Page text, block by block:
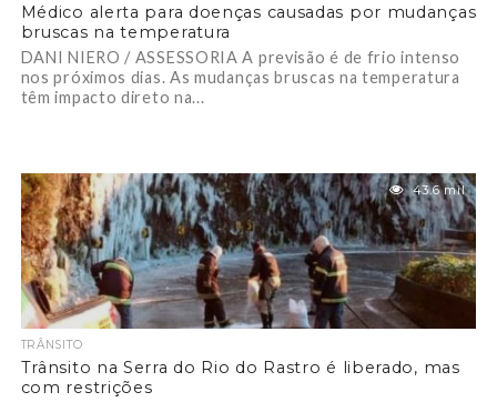
Médico alerta para doenças causadas por mudanças
bruscas na temperatura
DANI NIERO / ASSESSORIA A previsão é de frio intenso
nos próximos dias. As mudanças bruscas na temperatura
têm impacto direto na...
43.6 mil
TRÂNSITO
Trânsito na Serra do Rio do Rastro é liberado, mas
com restrições